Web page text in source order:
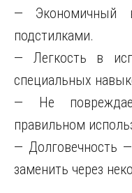
— Экономичный
подстилками.
— Легкость в
специальных
— Не
правильном
— Долговечность
заменить через